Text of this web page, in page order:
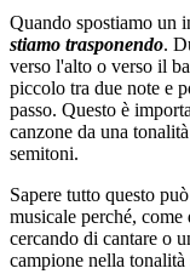
Quando spostiamo un
stiamo trasponendo.
verso l'alto o verso il
piccolo tra due note e
passo. Questo è
canzone da una
semitoni.
Sapere tutto questo
musicale perché,
cercando di cantare o
campione nella